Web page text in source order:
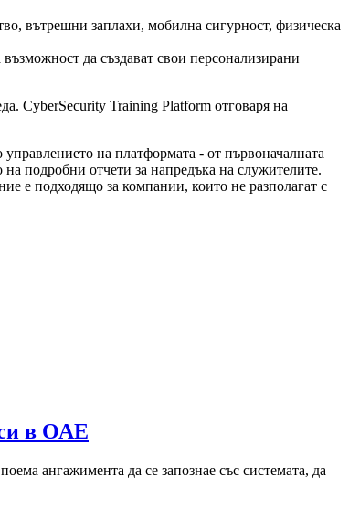
вътрешни заплахи, мобилна сигурност, физическа
да създават свои персонализирани
CyberSecurity Training Platform отговаря на
на платформата - от първоначалната
подробни отчети за напредъка на служителите.
е подходящо за компании, които не разполагат с
в ОАЕ
ангажимента да се запознае със системата, да